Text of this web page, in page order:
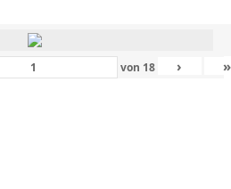
von 18 › »